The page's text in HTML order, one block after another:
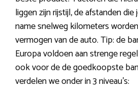
liggen zijn rijstijl, de afstanden
name snelweg kilometers
vermogen van de auto. Tip: de
Europa voldoen aan strenge
ook voor de de goedkoopste
verdelen we onder in 3 niveau’s: